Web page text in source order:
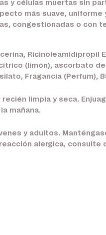
y células muertas sin
más suave, uniforme
congestionadas o con
(limón), ascorbato
Fragancia
limpia y seca.
mañana.
y adultos.
alergica, consulte